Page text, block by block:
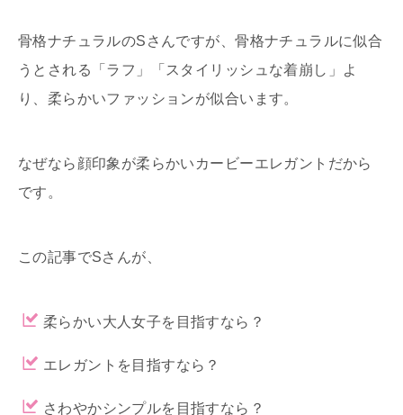
骨格ナチュラルのSさんですが、骨格ナチュラルに似合
うとされる「ラフ」「スタイリッシュな着崩し」よ
り、柔らかいファッションが似合います。
なぜなら顔印象が柔らかいカービーエレガントだから
です。
この記事でSさんが、
柔らかい大人女子を目指すなら？
エレガントを目指すなら？
さわやかシンプルを目指すなら？